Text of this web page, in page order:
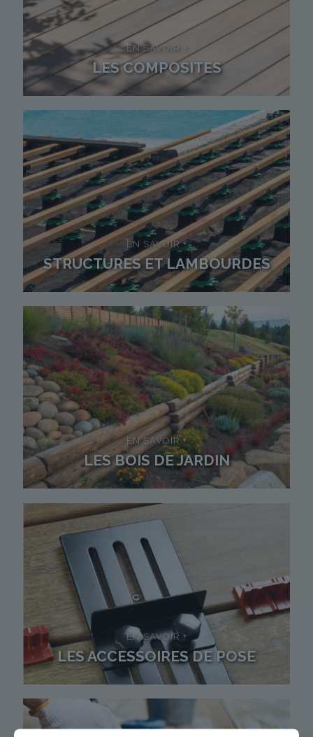
EN SAVOIR +
LES COMPOSITES
EN SAVOIR +
STRUCTURES ET LAMBOURDES
EN SAVOIR +
LES BOIS DE JARDIN
EN SAVOIR +
LES ACCESSOIRES DE POSE